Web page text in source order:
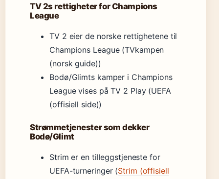
TV 2s rettigheter for Champions
League
TV 2 eier de norske rettighetene til
Champions League (TVkampen
(norsk guide))
Bodø/Glimts kamper i Champions
League vises på TV 2 Play (UEFA
(offisiell side))
Strømmetjenester som dekker
Bodø/Glimt
Strim er en tilleggstjeneste for
UEFA-turneringer (Strim (offisiell